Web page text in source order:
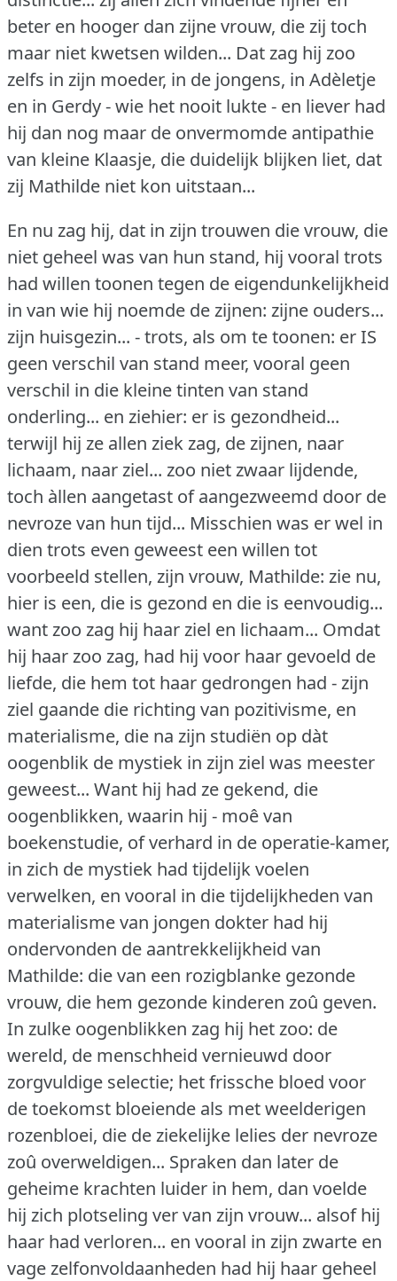
beter en hooger dan zijne vrouw, die zij toch
maar niet kwetsen wilden... Dat zag hij zoo
zelfs in zijn moeder, in de jongens, in Adèletje
en in Gerdy - wie het nooit lukte - en liever had
hij dan nog maar de onvermomde antipathie
van kleine Klaasje, die duidelijk blijken liet, dat
zij Mathilde niet kon uitstaan...
En nu zag hij, dat in zijn trouwen die vrouw, die
niet geheel was van hun stand, hij vooral trots
had willen toonen tegen de eigendunkelijkheid
in van wie hij noemde de zijnen: zijne ouders...
zijn huisgezin... - trots, als om te toonen: er IS
geen verschil van stand meer, vooral geen
verschil in die kleine tinten van stand
onderling... en ziehier: er is gezondheid...
terwijl hij ze allen ziek zag, de zijnen, naar
lichaam, naar ziel... zoo niet zwaar lijdende,
toch àllen aangetast of aangezweemd door de
nevroze van hun tijd... Misschien was er wel in
dien trots even geweest een willen tot
voorbeeld stellen, zijn vrouw, Mathilde: zie nu,
hier is een, die is gezond en die is eenvoudig...
want zoo zag hij haar ziel en lichaam... Omdat
hij haar zoo zag, had hij voor haar gevoeld de
liefde, die hem tot haar gedrongen had - zijn
ziel gaande die richting van pozitivisme, en
materialisme, die na zijn studiën op dàt
oogenblik de mystiek in zijn ziel was meester
geweest... Want hij had ze gekend, die
oogenblikken, waarin hij - moê van
boekenstudie, of verhard in de operatie-kamer,
in zich de mystiek had tijdelijk voelen
verwelken, en vooral in die tijdelijkheden van
materialisme van jongen dokter had hij
ondervonden de aantrekkelijkheid van
Mathilde: die van een rozigblanke gezonde
vrouw, die hem gezonde kinderen zoû geven.
In zulke oogenblikken zag hij het zoo: de
wereld, de menschheid vernieuwd door
zorgvuldige selectie; het frissche bloed voor
de toekomst bloeiende als met weelderigen
rozenbloei, die de ziekelijke lelies der nevroze
zoû overweldigen... Spraken dan later de
geheime krachten luider in hem, dan voelde
hij zich plotseling ver van zijn vrouw... alsof hij
haar had verloren... en vooral in zijn zwarte en
vage zelfonvoldaanheden had hij haar geheel